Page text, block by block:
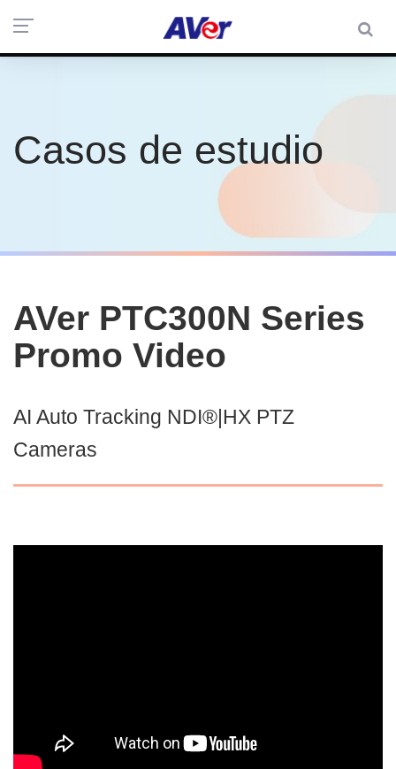
Casos de estudio
AVer PTC300N Series
Promo Video
AI Auto Tracking NDI®|HX PTZ
Cameras